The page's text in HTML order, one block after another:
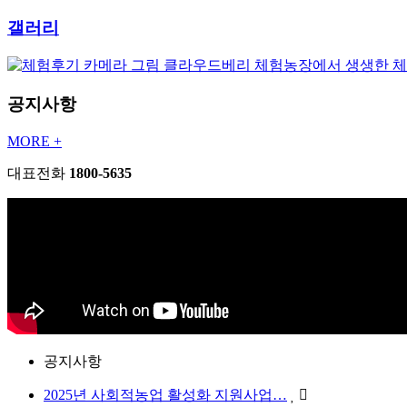
갤러리
클라우드베리 체험농장에서 생생한
공지사항
MORE +
대표전화 1800-5635
공지사항
2025년 사회적농업 활성화 지원사업…